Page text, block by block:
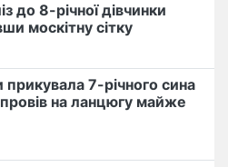
до 8-річної дівчинки
москітну сітку
7-річного сина
на ланцюгу майже